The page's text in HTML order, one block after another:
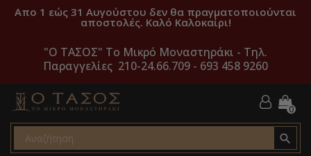
Απο 1 εώς 31 Αυγούστου δεν θα πραγματοποιούνται
αποστολές. Καλό Καλοκαίρι!
"O ΤΑΣΟΣ" Το Μικρό Μοναστηράκι - Τηλ.
Παραγγελίες 210-24.66.709 - 693 458 9260
0
